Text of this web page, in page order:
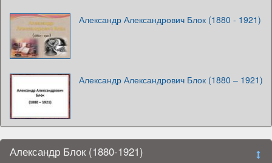
Александр Александрович Блок (1880 - 1921)
Александр Александрович Блок (1880 – 1921)
Александр Блок (1880-1921)